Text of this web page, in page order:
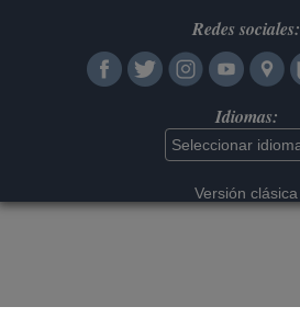
Redes sociales:
Idiomas:
Versión clásica